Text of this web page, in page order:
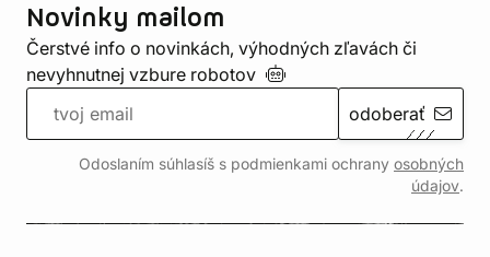
Novinky mailom
Čerstvé info o novinkách, výhodných zľavách či
nevyhnutnej vzbure robotov
odoberať
Odoslaním súhlasíš s podmienkami ochrany osobných
údajov.